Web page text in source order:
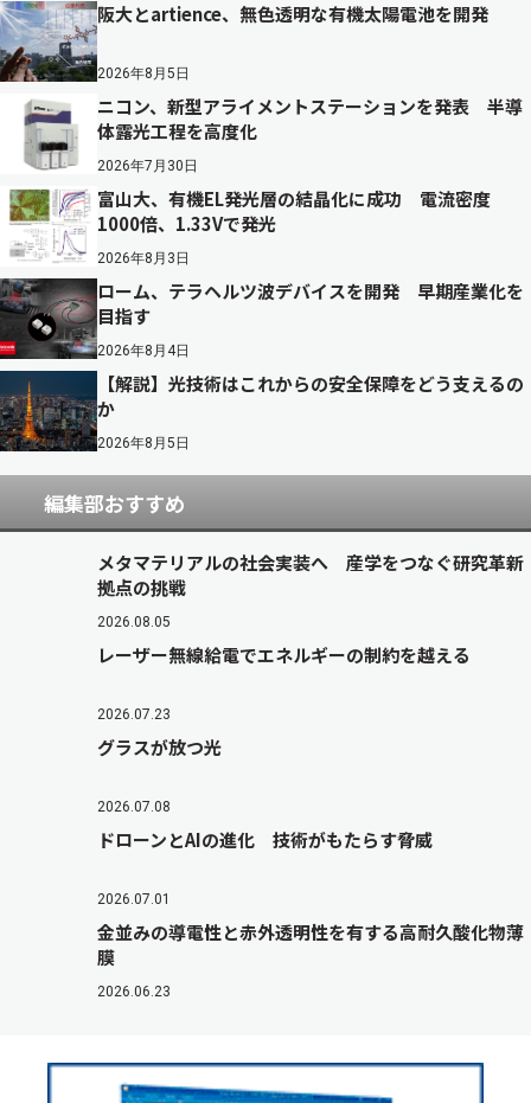
阪大とartience、無色透明な有機太陽電池を開発
2026年8月5日
ニコン、新型アライメントステーションを発表 半導
体露光工程を高度化
2026年7月30日
富山大、有機EL発光層の結晶化に成功 電流密度
1000倍、1.33Vで発光
2026年8月3日
ローム、テラヘルツ波デバイスを開発 早期産業化を
目指す
2026年8月4日
【解説】光技術はこれからの安全保障をどう支えるの
か
2026年8月5日
編集部おすすめ
メタマテリアルの社会実装へ 産学をつなぐ研究革新
拠点の挑戦
2026.08.05
レーザー無線給電でエネルギーの制約を越える
2026.07.23
グラスが放つ光
2026.07.08
ドローンとAIの進化 技術がもたらす脅威
2026.07.01
金並みの導電性と赤外透明性を有する高耐久酸化物薄
膜
2026.06.23